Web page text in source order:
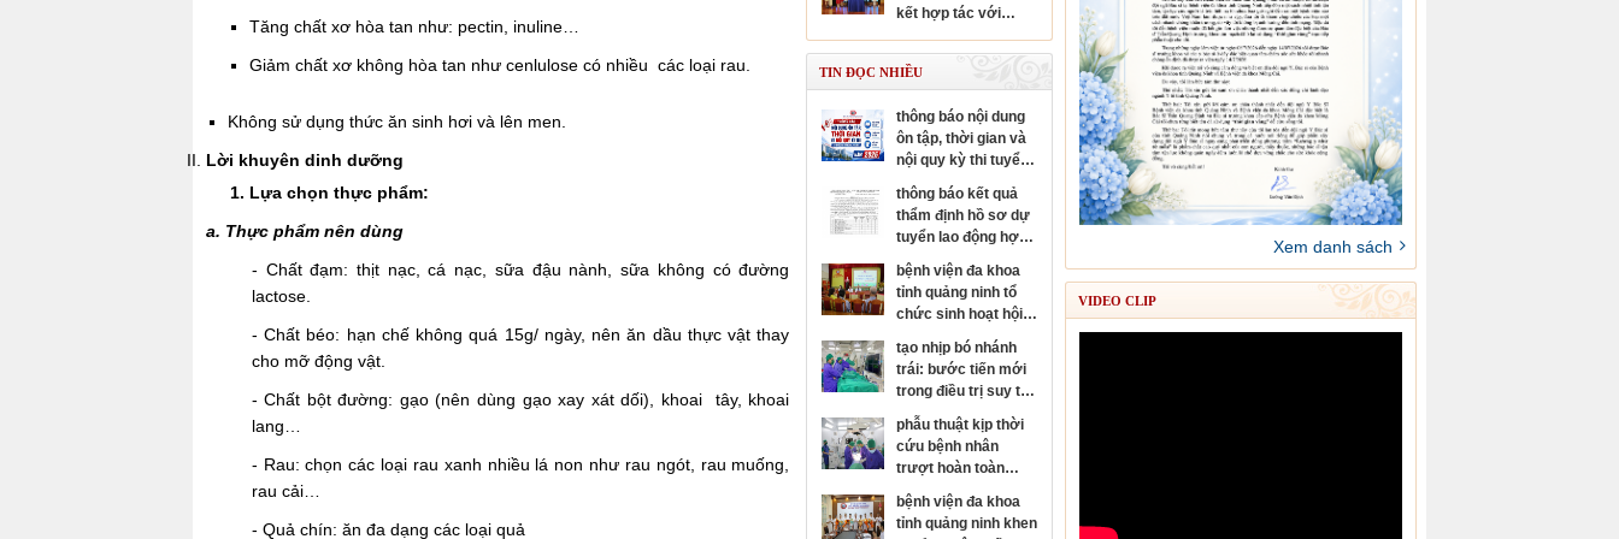
Tăng chất xơ hòa tan như: pectin, inuline…
Giảm chất xơ không hòa tan như cenlulose có nhiều các loại rau.
Không sử dụng thức ăn sinh hơi và lên men.
Lời khuyên dinh dưỡng
1. Lựa chọn thực phẩm:
a. Thực phẩm nên dùng
- Chất đạm: thịt nạc, cá nạc, sữa đậu nành, sữa không có đường
lactose.
- Chất béo: hạn chế không quá 15g/ ngày, nên ăn dầu thực vật thay
cho mỡ động vật.
- Chất bột đường: gạo (nên dùng gạo xay xát dối), khoai tây, khoai
lang…
- Rau: chọn các loại rau xanh nhiều lá non như rau ngót, rau muống,
rau cải…
- Quả chín: ăn đa dạng các loại quả
kết hợp tác với
ương, phát triển
chuyên sâu chuyên
TIN ĐỌC NHIỀU
thông báo nội dung
ôn tập, thời gian và
nội quy kỳ thi tuyển
dụng hợp đồng lao
động năm 2026
thông báo kết quả
thẩm định hồ sơ dự
tuyển lao động hợp
đồng năm 2026
bệnh viện đa khoa
tỉnh quảng ninh tổ
chức sinh hoạt hội
đồng người bệnh
cấp bệnh viện
tạo nhịp bó nhánh
trái: bước tiến mới
trong điều trị suy tim
và rối loạn nhịp tim
phẫu thuật kịp thời
cứu bệnh nhân
trượt hoàn toàn
thân đốt sống, sốc
tủy nặng
bệnh viện đa khoa
tỉnh quảng ninh khen
Xem danh sách
VIDEO CLIP